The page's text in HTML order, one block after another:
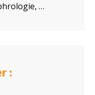
…
: